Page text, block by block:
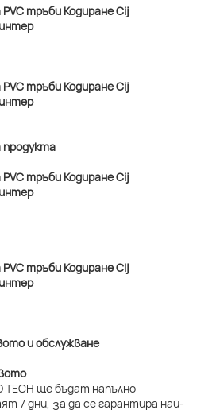
продукта
и обслужване
TECH ще бъдат напълно
7 дни, за да се гарантира най-